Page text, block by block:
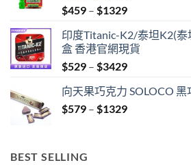
$459 – $1329Price
$459
through
$1329
印度Titanic-K2/泰坦K2(
盒 香港官網現貨
$529 – $3429Price
$529
through
向天果巧克力 SOLOCO
$579 – $1329Price
BEST SELLING